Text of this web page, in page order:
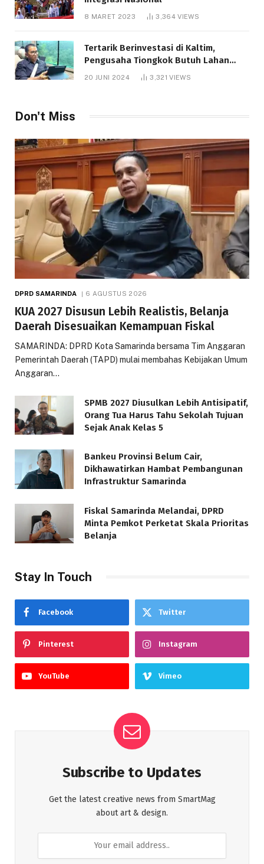
8 MARET 2023 3,364VIEWS
Tertarik Berinvestasi di Kaltim,
Pengusaha Tiongkok Butuh Lahan
1.000 Hektare
20 JUNI 2024 3,321VIEWS
Don't Miss
DPRD SAMARINDA 6 AGUSTUS 2026
KUA 2027 Disusun Lebih Realistis, Belanja
Daerah Disesuaikan Kemampuan Fiskal
SAMARINDA: DPRD Kota Samarinda bersama Tim Anggaran
Pemerintah Daerah (TAPD) mulai membahas Kebijakan Umum
Anggaran…
SPMB 2027 Diusulkan Lebih Antisipatif,
Orang Tua Harus Tahu Sekolah Tujuan
Sejak Anak Kelas 5
Bankeu Provinsi Belum Cair,
Dikhawatirkan Hambat Pembangunan
Infrastruktur Samarinda
Fiskal Samarinda Melandai, DPRD
Minta Pemkot Perketat Skala Prioritas
Belanja
Stay In Touch
Facebook Twitter
Pinterest Instagram
YouTube Vimeo
Subscribe to Updates
Get the latest creative news from SmartMag
about art & design.